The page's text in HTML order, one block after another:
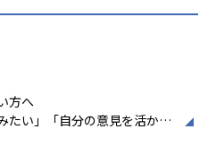
VMware）
Docker／Azure）
方へ
たい」「自分の意見を活かせ